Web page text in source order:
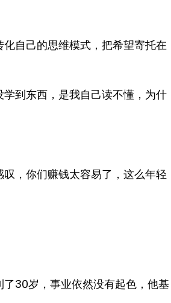
自己的思维模式，把希望寄托在
到东西，是我自己读不懂，为什
，你们赚钱太容易了，这么年轻
30岁，事业依然没有起色，他基